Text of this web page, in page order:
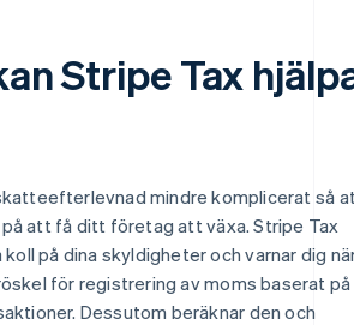
Stripe Tax
mindre komplicerat så
att få ditt företag att växa. Stripe Tax
på dina skyldigheter och varnar dig
för registrering av moms baserat på
Dessutom beräknar den och